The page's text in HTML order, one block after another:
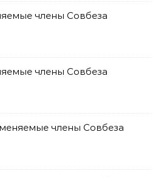
члены Совбеза
члены Совбеза
члены Совбеза